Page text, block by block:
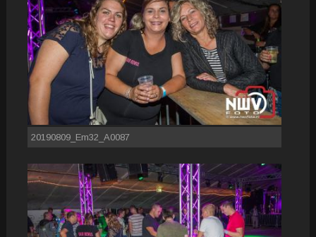
20190809_Em32_A0087